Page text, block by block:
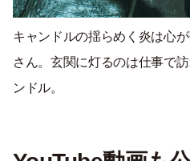
キャンドルの揺らめく炎は心
さん。玄関に灯るのは仕事で
ンドル。